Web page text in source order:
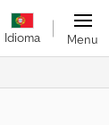
Idioma Menu